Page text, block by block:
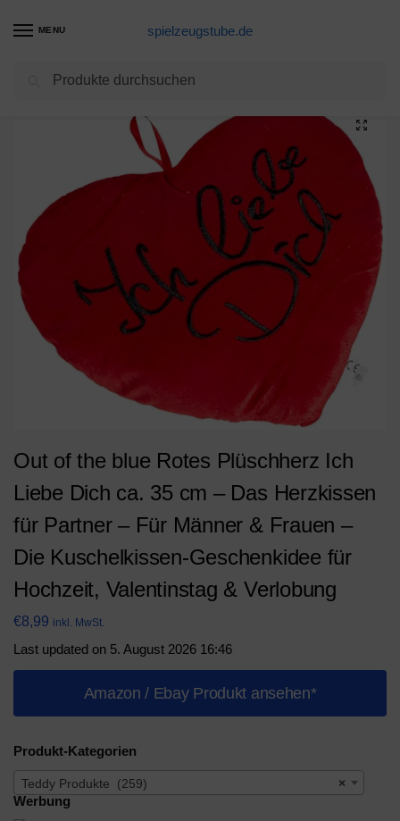
MENU spielzeugstube.de
Teddy Produkte / Out of the blue Rotes Plüschherz Ich Liebe Dich ca. 35 cm – Das Herzkissen für Partner – Für Männer & Frauen – Die Kuschelkissen-Geschenkidee für Hochzeit, Valentinstag & Verlobung
Out of the blue Rotes Plüschherz Ich
Liebe Dich ca. 35 cm – Das Herzkissen
für Partner – Für Männer & Frauen –
Die Kuschelkissen-Geschenkidee für
Hochzeit, Valentinstag & Verlobung
€8,99 inkl. MwSt.
Last updated on 5. August 2026 16:46
Amazon / Ebay Produkt ansehen*
Produkt-Kategorien
×
Teddy Produkte (259)
Werbung